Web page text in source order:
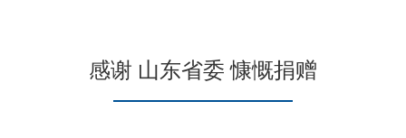
感谢 山东省委 慷慨捐赠